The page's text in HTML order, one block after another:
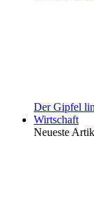
Der Gipfel
Wirtschaft
Neueste